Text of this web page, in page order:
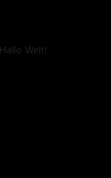
Hallo Welt!